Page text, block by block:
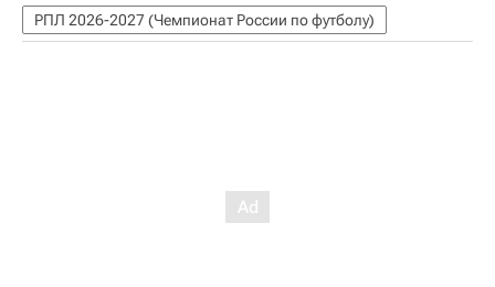
РПЛ 2026-2027 (Чемпионат России по футболу)